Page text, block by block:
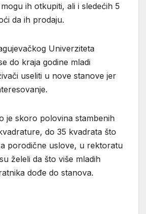
ih otkupiti, ali i sledećih 5
da ih prodaju.
Univerziteta
do kraja godine mladi
useliti u nove stanove jer
je skoro polovina stambenih
do 35 kvadrata što
porodične uslove, u rektoratu
želeli da što više mladih
dođe do stanova.